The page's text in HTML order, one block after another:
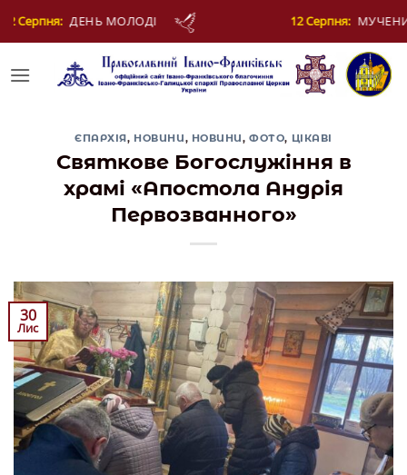
12 Серпня: МУЧЕНИКІВ ФОТІЯ Й АНКИТИ ТА БАГАТЬОХ
ЄПАРХІЯ, НОВИНИ, НОВИНИ,ФОТО, ЦІКАВІ
Святкове Богослужіння в
храмі «Апостола Андрія
Первозванного»
30
Лис